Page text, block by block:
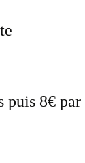
puis 8€ par